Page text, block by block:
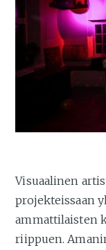
Visuaalinen
projekteissaan
ammattilaisten
riippuen.